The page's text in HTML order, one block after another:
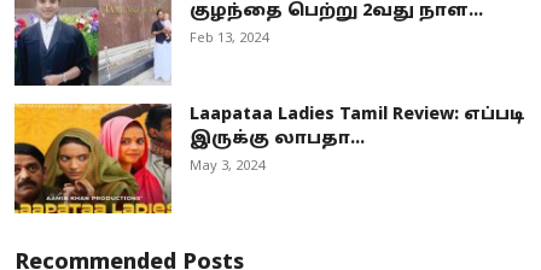
குழந்தை பெற்று 2வது நாள...
Feb 13, 2024
Laapataa Ladies Tamil Review: எப்படி
இருக்கு லாபதா...
May 3, 2024
Recommended Posts